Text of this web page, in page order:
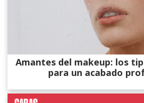
Amantes del makeup: los
para un acabado